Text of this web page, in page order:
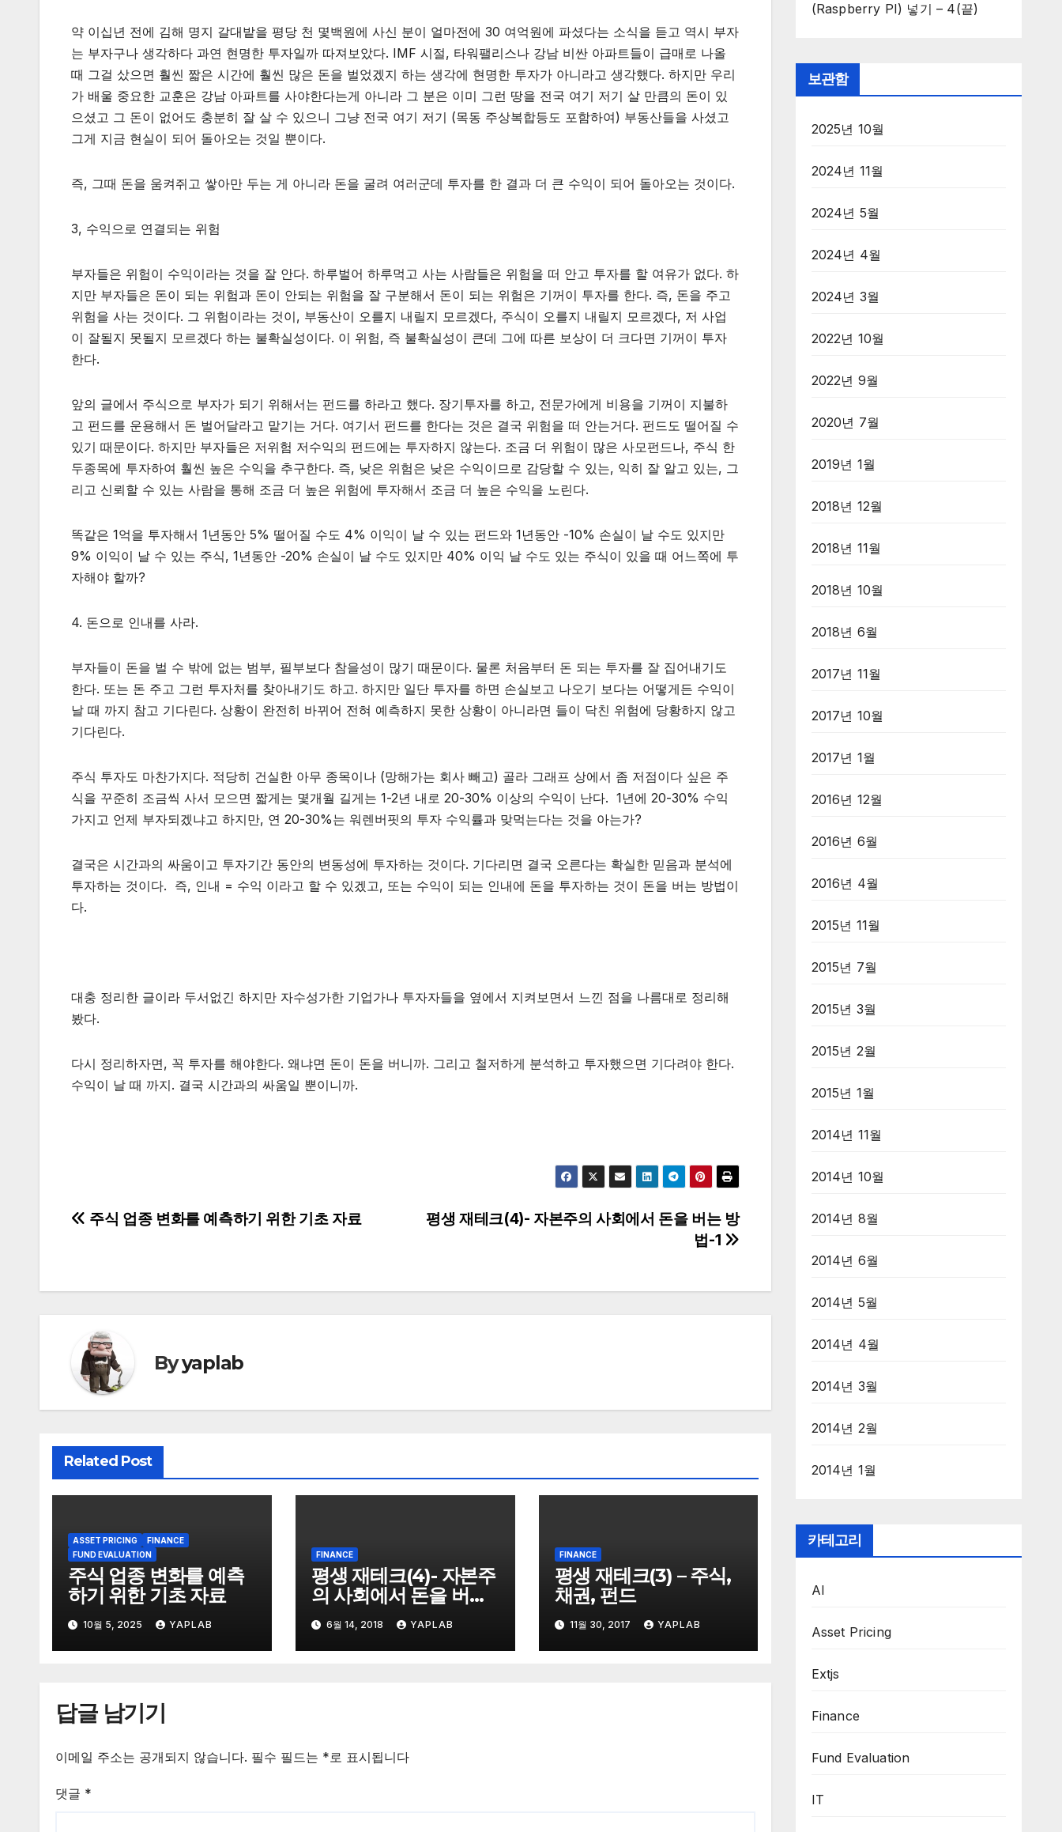
약 이십년 전에 김해 명지 갈대밭을 평당 천 몇백원에 사신 분이 얼마전에 30 여억원에 파셨다는 소식을 듣고 역시 부자
는 부자구나 생각하다 과연 현명한 투자일까 따져보았다. IMF 시절, 타워팰리스나 강남 비싼 아파트들이 급매로 나올
때 그걸 샀으면 훨씬 짧은 시간에 훨씬 많은 돈을 벌었겠지 하는 생각에 현명한 투자가 아니라고 생각했다. 하지만 우리
가 배울 중요한 교훈은 강남 아파트를 사야한다는게 아니라 그 분은 이미 그런 땅을 전국 여기 저기 살 만큼의 돈이 있
으셨고 그 돈이 없어도 충분히 잘 살 수 있으니 그냥 전국 여기 저기 (목동 주상복합등도 포함하여) 부동산들을 사셨고
그게 지금 현실이 되어 돌아오는 것일 뿐이다.
즉, 그때 돈을 움켜쥐고 쌓아만 두는 게 아니라 돈을 굴려 여러군데 투자를 한 결과 더 큰 수익이 되어 돌아오는 것이다.
3, 수익으로 연결되는 위험
부자들은 위험이 수익이라는 것을 잘 안다. 하루벌어 하루먹고 사는 사람들은 위험을 떠 안고 투자를 할 여유가 없다. 하
지만 부자들은 돈이 되는 위험과 돈이 안되는 위험을 잘 구분해서 돈이 되는 위험은 기꺼이 투자를 한다. 즉, 돈을 주고
위험을 사는 것이다. 그 위험이라는 것이, 부동산이 오를지 내릴지 모르겠다, 주식이 오를지 내릴지 모르겠다, 저 사업
이 잘될지 못될지 모르겠다 하는 불확실성이다. 이 위험, 즉 불확실성이 큰데 그에 따른 보상이 더 크다면 기꺼이 투자
한다.
앞의 글에서 주식으로 부자가 되기 위해서는 펀드를 하라고 했다. 장기투자를 하고, 전문가에게 비용을 기꺼이 지불하
고 펀드를 운용해서 돈 벌어달라고 맡기는 거다. 여기서 펀드를 한다는 것은 결국 위험을 떠 안는거다. 펀드도 떨어질 수
있기 때문이다. 하지만 부자들은 저위험 저수익의 펀드에는 투자하지 않는다. 조금 더 위험이 많은 사모펀드나, 주식 한
두종목에 투자하여 훨씬 높은 수익을 추구한다. 즉, 낮은 위험은 낮은 수익이므로 감당할 수 있는, 익히 잘 알고 있는, 그
리고 신뢰할 수 있는 사람을 통해 조금 더 높은 위험에 투자해서 조금 더 높은 수익을 노린다.
똑같은 1억을 투자해서 1년동안 5% 떨어질 수도 4% 이익이 날 수 있는 펀드와 1년동안 -10% 손실이 날 수도 있지만
9% 이익이 날 수 있는 주식, 1년동안 -20% 손실이 날 수도 있지만 40% 이익 날 수도 있는 주식이 있을 때 어느쪽에 투
자해야 할까?
4. 돈으로 인내를 사라.
부자들이 돈을 벌 수 밖에 없는 범부, 필부보다 참을성이 많기 때문이다. 물론 처음부터 돈 되는 투자를 잘 집어내기도
한다. 또는 돈 주고 그런 투자처를 찾아내기도 하고. 하지만 일단 투자를 하면 손실보고 나오기 보다는 어떻게든 수익이
날 때 까지 참고 기다린다. 상황이 완전히 바뀌어 전혀 예측하지 못한 상황이 아니라면 들이 닥친 위험에 당황하지 않고
기다린다.
주식 투자도 마찬가지다. 적당히 건실한 아무 종목이나 (망해가는 회사 빼고) 골라 그래프 상에서 좀 저점이다 싶은 주
식을 꾸준히 조금씩 사서 모으면 짧게는 몇개월 길게는 1-2년 내로 20-30% 이상의 수익이 난다. 1년에 20-30% 수익
가지고 언제 부자되겠냐고 하지만, 연 20-30%는 워렌버핏의 투자 수익률과 맞먹는다는 것을 아는가?
결국은 시간과의 싸움이고 투자기간 동안의 변동성에 투자하는 것이다. 기다리면 결국 오른다는 확실한 믿음과 분석에
투자하는 것이다. 즉, 인내 = 수익 이라고 할 수 있겠고, 또는 수익이 되는 인내에 돈을 투자하는 것이 돈을 버는 방법이
다.
대충 정리한 글이라 두서없긴 하지만 자수성가한 기업가나 투자자들을 옆에서 지켜보면서 느낀 점을 나름대로 정리해
봤다.
다시 정리하자면, 꼭 투자를 해야한다. 왜냐면 돈이 돈을 버니까. 그리고 철저하게 분석하고 투자했으면 기다려야 한다.
수익이 날 때 까지. 결국 시간과의 싸움일 뿐이니까.
글
색
평생 재테크(4)- 자본주의 사회에서 돈을 버는 방
법-1
주식 업종 변화를 예측하기 위한 기초 자료
Byyaplab
Related Post
ASSET PRICING
FINANCE
FUND EVALUATION
주식 업종 변화를 예측
하기 위한 기초 자료
10월 5, 2025 YAPLAB
FINANCE
평생 재테크(4)- 자본주
의 사회에서 돈을 버는
방법-1
6월 14, 2018 YAPLAB
FINANCE
평생 재테크(3) – 주식,
채권, 펀드
11월 30, 2017 YAPLAB
답글 남기기
이메일 주소는 공개되지 않습니다. 필수 필드는 * 로 표시됩니다
댓글 *
(Raspberry PI) 넣기 – 4(끝)
보관함
2025년 10월
2024년 11월
2024년 5월
2024년 4월
2024년 3월
2022년 10월
2022년 9월
2020년 7월
2019년 1월
2018년 12월
2018년 11월
2018년 10월
2018년 6월
2017년 11월
2017년 10월
2017년 1월
2016년 12월
2016년 6월
2016년 4월
2015년 11월
2015년 7월
2015년 3월
2015년 2월
2015년 1월
2014년 11월
2014년 10월
2014년 8월
2014년 6월
2014년 5월
2014년 4월
2014년 3월
2014년 2월
2014년 1월
카테고리
AI
Asset Pricing
Extjs
Finance
Fund Evaluation
IT